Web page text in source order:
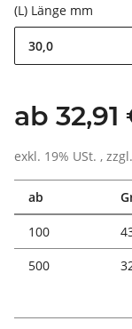
(L) Länge mm
30,0
ab
exkl. 19% USt. , zzgl.
ab
100
500